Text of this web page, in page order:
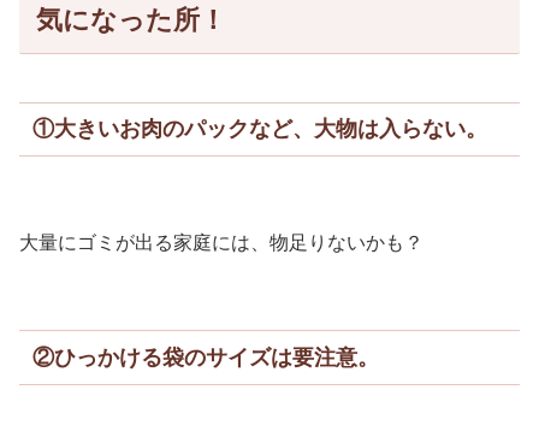
気になった所！
①大きいお肉のパックなど、大物は入らない。
大量にゴミが出る家庭には、物足りないかも？
②ひっかける袋のサイズは要注意。